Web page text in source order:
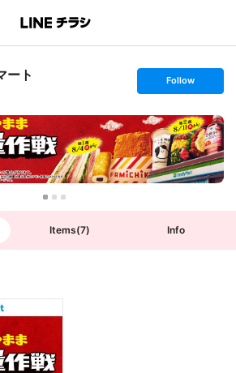
ート s
t
o
l
l
o
w
Follow
Items(7) Info